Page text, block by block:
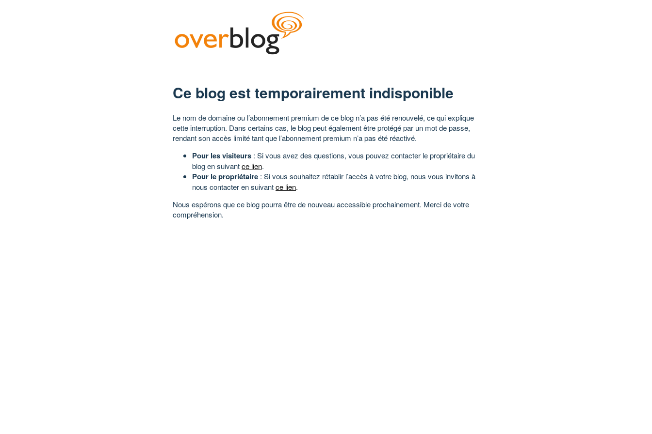
Ce blog est temporairement indisponible
Le nom de domaine ou l’abonnement premium de ce blog n’a pas été renouvelé, ce qui explique
cette interruption. Dans certains cas, le blog peut également être protégé par un mot de passe,
rendant son accès limité tant que l’abonnement premium n’a pas été réactivé.
Pour les visiteurs : Si vous avez des questions, vous pouvez contacter le propriétaire du
blog en suivantce lien.
Pour le propriétaire : Si vous souhaitez rétablir l’accès à votre blog, nous vous invitons à
nous contacter en suivantce lien.
Nous espérons que ce blog pourra être de nouveau accessible prochainement. Merci de votre
compréhension.